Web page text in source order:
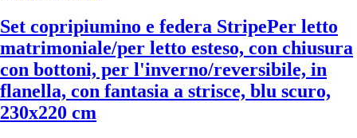
Set copripiumino e federa StripePer letto
matrimoniale/per letto esteso, con chiusura
con bottoni, per l'inverno/reversibile, in
flanella, con fantasia a strisce, blu scuro,
230x220 cm